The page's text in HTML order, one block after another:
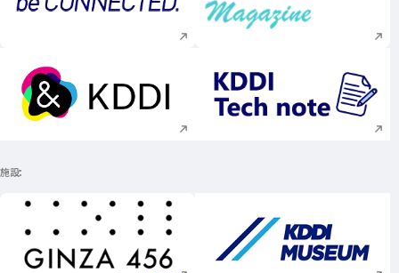
新規ウィンドウで開く 新規ウィンドウで
新規ウィンドウで開く 新規ウィンドウで
施設
新規ウィンドウで開く 新規ウィンドウで